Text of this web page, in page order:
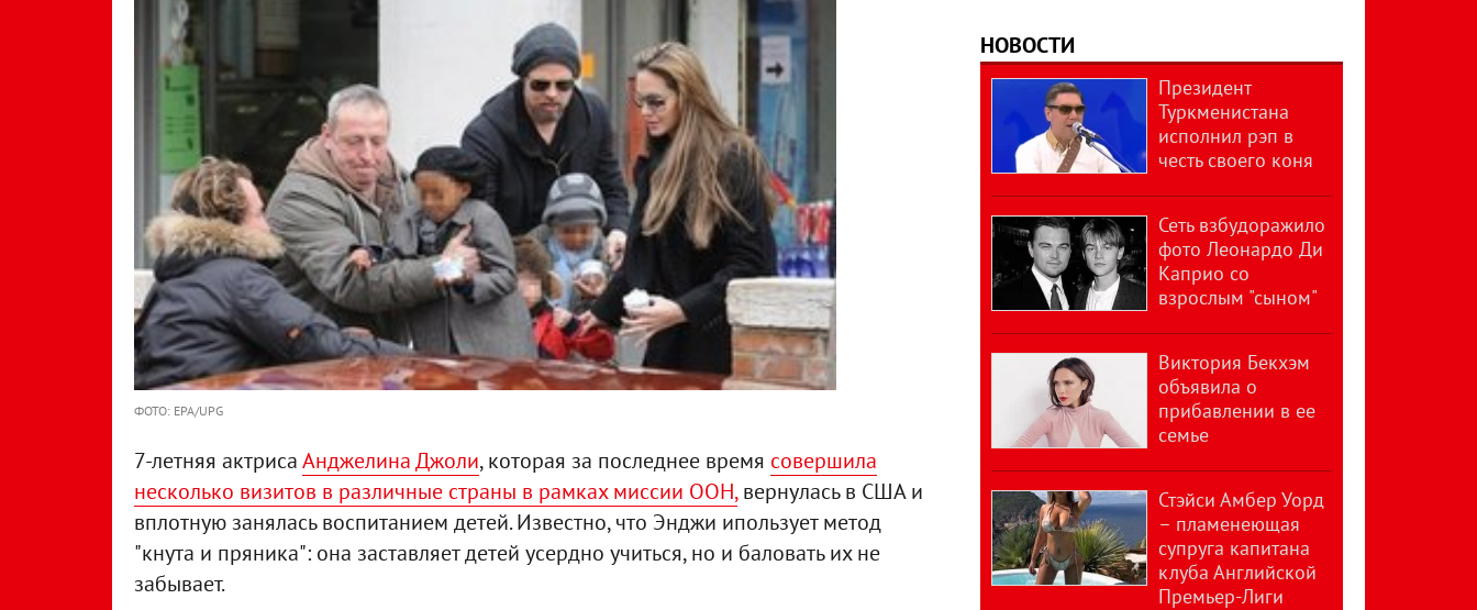
ФОТО: EPA/UPG
7-летняя актрисаАнджелина Джоли, которая за последнее время совершила
несколько визитов в различные страны в рамках миссии ООН,вернулась в США и
вплотную занялась воспитанием детей. Известно, что Энджи ипользует метод
"кнута и пряника": она заставляет детей усердно учиться, но и баловать их не
забывает.
НОВОСТИ
Президент
Туркменистана
исполнил рэп в
честь своего коня
Сеть взбудоражило
фото Леонардо Ди
Каприо со
взрослым "сыном"
Виктория Бекхэм
объявила о
прибавлении в ее
семье
Стэйси Амбер Уорд
– пламенеющая
супруга капитана
клуба Английской
Премьер-Лиги